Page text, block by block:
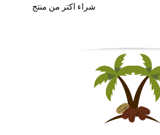
شراء اكتر من منتج